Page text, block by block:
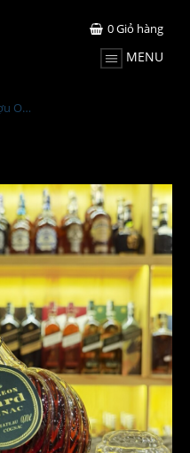
0Giỏ hàng
MENU
Rượu Otard Napoleon Phale